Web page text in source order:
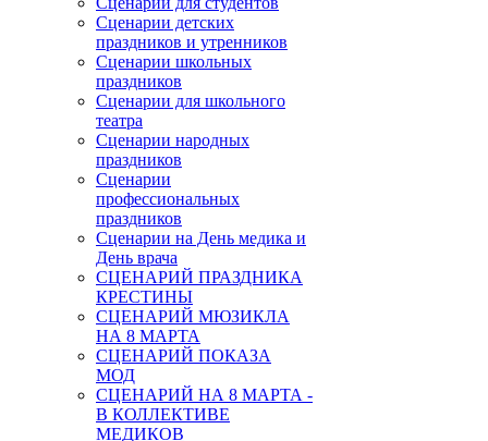
Сценарии детских
праздников и утренников
Сценарии школьных
праздников
Сценарии для школьного
театра
Сценарии народных
праздников
Сценарии
профессиональных
праздников
Сценарии на День медика и
День врача
СЦЕНАРИЙ ПРАЗДНИКА
КРЕСТИНЫ
СЦЕНАРИЙ МЮЗИКЛА
НА 8 МАРТА
СЦЕНАРИЙ ПОКАЗА
МОД
СЦЕНАРИЙ НА 8 МАРТА -
В КОЛЛЕКТИВЕ
МЕДИКОВ